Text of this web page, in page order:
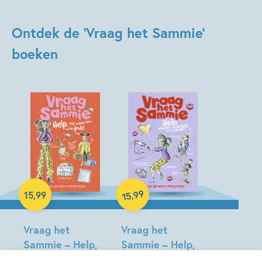
Ontdek de 'Vraag het Sammie'
boeken
Vraag het
Sammie – Help,
15,99
Hardcover
Vraag het
Sammie – Help,
15,99
Hardcover